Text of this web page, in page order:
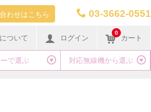
わせはこちら 03-3662-0551
ついて ログイン
0
カート
で選ぶ 対応無線機から選ぶ